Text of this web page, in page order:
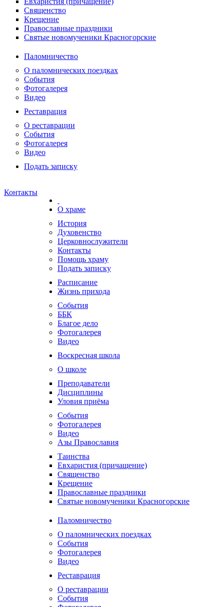
Священство
Крещение
Православные праздники
Святые новомученики Красногорские
Паломничество
О паломнических поездках
События
Фотогалерея
Видео
Реставрация
О реставрации
События
Фотогалерея
Видео
Подать записку
Контакты
О храме
История
Духовенство
Церковнослужители
Контакты
Помощь храму
Подать записку
Расписание
Жизнь прихода
События
ББК
Благое дело
Фотогалерея
Видео
Воскресная школа
О школе
Преподаватели
Дисциплины
Уловия приёма
События
Фотогалерея
Видео
Азы Православия
Таинства
Евхаристия (причащение)
Священство
Крещение
Православные праздники
Святые новомученики Красногорские
Паломничество
О паломнических поездках
События
Фотогалерея
Видео
Реставрация
О реставрации
События